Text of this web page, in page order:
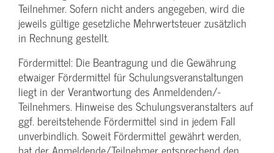
Teilnehmer. Sofern nicht anders angegeben, wird die
jeweils gültige gesetzliche Mehrwertsteuer zusätzlich
in Rechnung gestellt.
Fördermittel: Die Beantragung und die Gewährung
etwaiger Fördermittel für Schulungs­veranstaltungen
liegt in der Verantwortung des Anmeldenden/­
Teilnehmers. Hinweise des Schulungs­veranstalters auf
ggf. bereitstehende Fördermittel sind in jedem Fall
unverbindlich. Soweit Fördermittel gewährt werden,